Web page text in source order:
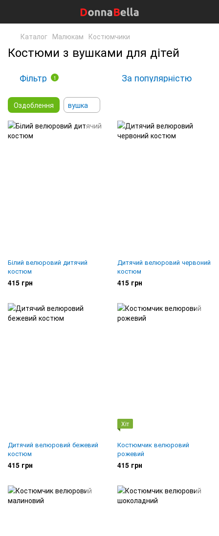
Каталог Малюкам Костюмчики
Костюми з вушками для дітей
Фільтр 1 За популярністю
Оздоблення вушка
Білий велюровий дитячий
костюм
415 грн
Дитячий велюровий червоний
костюм
415 грн
Дитячий велюровий бежевий
костюм
415 грн
Хіт
Костюмчик велюровий
рожевий
415 грн